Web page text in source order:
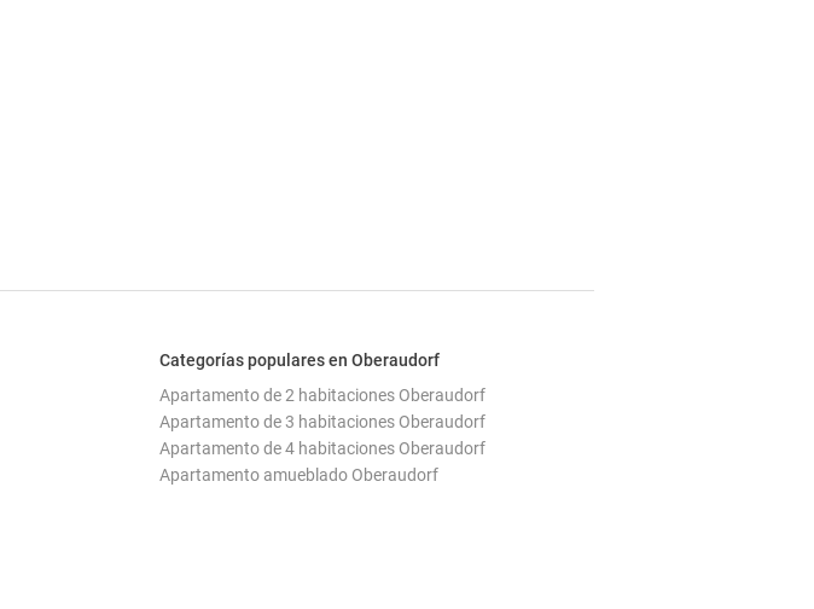
Categorías populares en Oberaudorf
Apartamento de 2 habitaciones Oberaudorf
Apartamento de 3 habitaciones Oberaudorf
Apartamento de 4 habitaciones Oberaudorf
Apartamento amueblado Oberaudorf